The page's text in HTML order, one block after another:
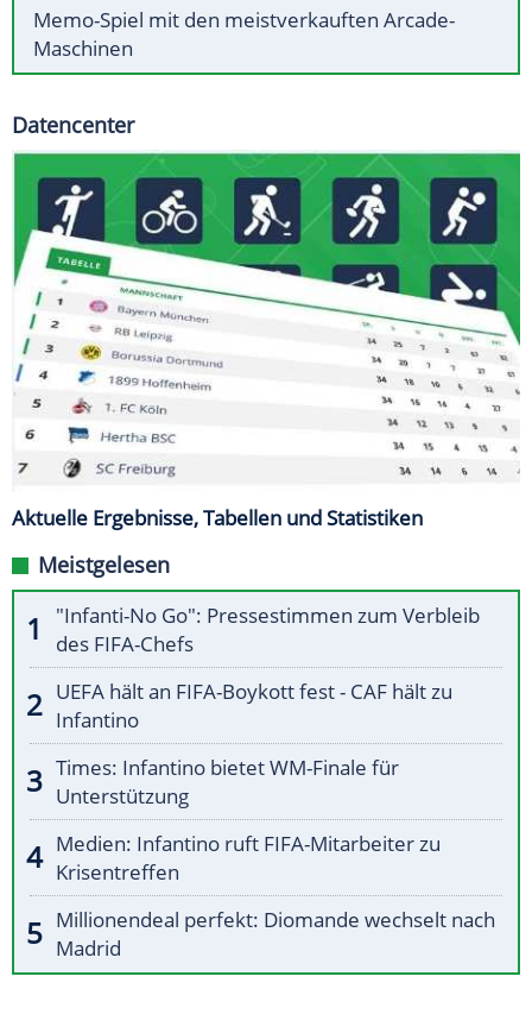
Memo-Spiel mit den meistverkauften Arcade-
Maschinen
Datencenter
Aktuelle Ergebnisse, Tabellen und Statistiken
Meistgelesen
"Infanti-No Go": Pressestimmen zum Verbleib
des FIFA-Chefs
UEFA hält an FIFA-Boykott fest - CAF hält zu
Infantino
Times: Infantino bietet WM-Finale für
Unterstützung
Medien: Infantino ruft FIFA-Mitarbeiter zu
Krisentreffen
Millionendeal perfekt: Diomande wechselt nach
Madrid